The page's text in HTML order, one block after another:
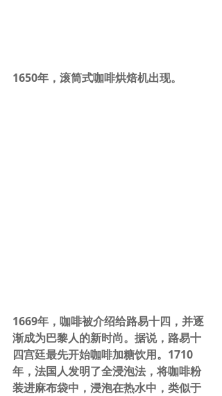
1650年，滚筒式咖啡烘焙机出现。
1669年，咖啡被介绍给路易十四，并逐
渐成为巴黎人的新时尚。据说，路易十
四宫廷最先开始咖啡加糖饮用。 1710
年，法国人发明了全浸泡法，将咖啡粉
装进麻布袋中，浸泡在热水中，类似于